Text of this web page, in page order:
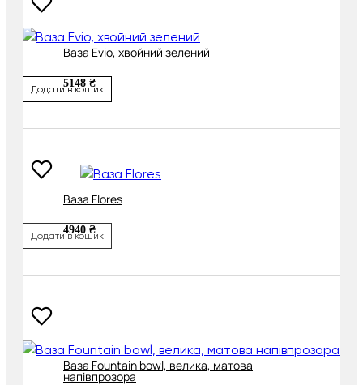
Ваза Evio, хвойний зелений
5148 ₴
Додати в кошик
Ваза Flores
4940 ₴
Додати в кошик
Ваза Fountain bowl, велика, матова
напівпрозора